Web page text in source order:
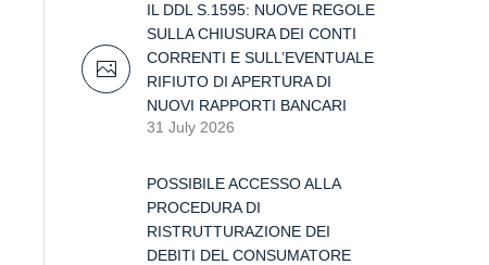
IL DDL S.1595: NUOVE REGOLE
SULLA CHIUSURA DEI CONTI
CORRENTI E SULL’EVENTUALE
RIFIUTO DI APERTURA DI
NUOVI RAPPORTI BANCARI
31 July 2026
POSSIBILE ACCESSO ALLA
PROCEDURA DI
RISTRUTTURAZIONE DEI
DEBITI DEL CONSUMATORE